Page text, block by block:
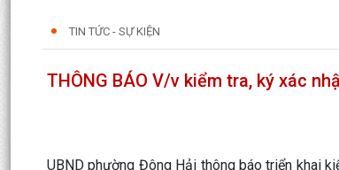
TIN TỨC - SỰ KIỆN
THÔNG BÁO V/v kiểm tra, ký xác
UBND phường Đông Hải thông báo triển khai